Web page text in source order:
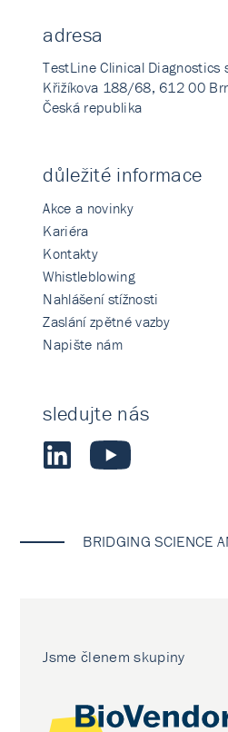
adresa
TestLine Clinical Diagnostics
Křižíkova 188/68, 612 00
Česká republika
důležité informace
Akce a novinky
Kariéra
Kontakty
Whistleblowing
Nahlášení stížnosti
Zaslání zpětné vazby
Napište nám
sledujte nás
BRIDGING SCIENCE
Jsme členem skupiny